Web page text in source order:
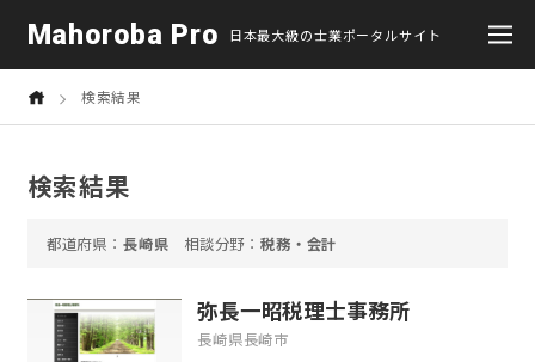
Mahoroba Pro 日本最大級の士業ポータルサイト
検索結果
検索結果
長崎県 税務・会計
弥長一昭税理士事務所
長崎県長崎市